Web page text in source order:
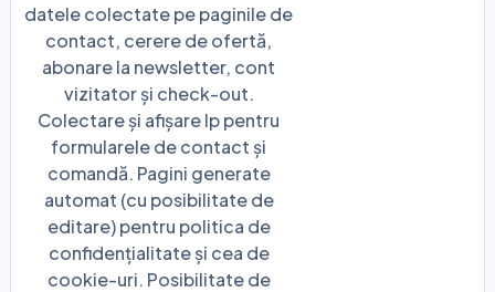
datele colectate pe paginile de
contact, cerere de ofertă,
abonare la newsletter, cont
vizitator și check-out.
Colectare și afișare Ip pentru
formularele de contact și
comandă. Pagini generate
automat (cu posibilitate de
editare) pentru politica de
confidențialitate și cea de
cookie-uri. Posibilitate de